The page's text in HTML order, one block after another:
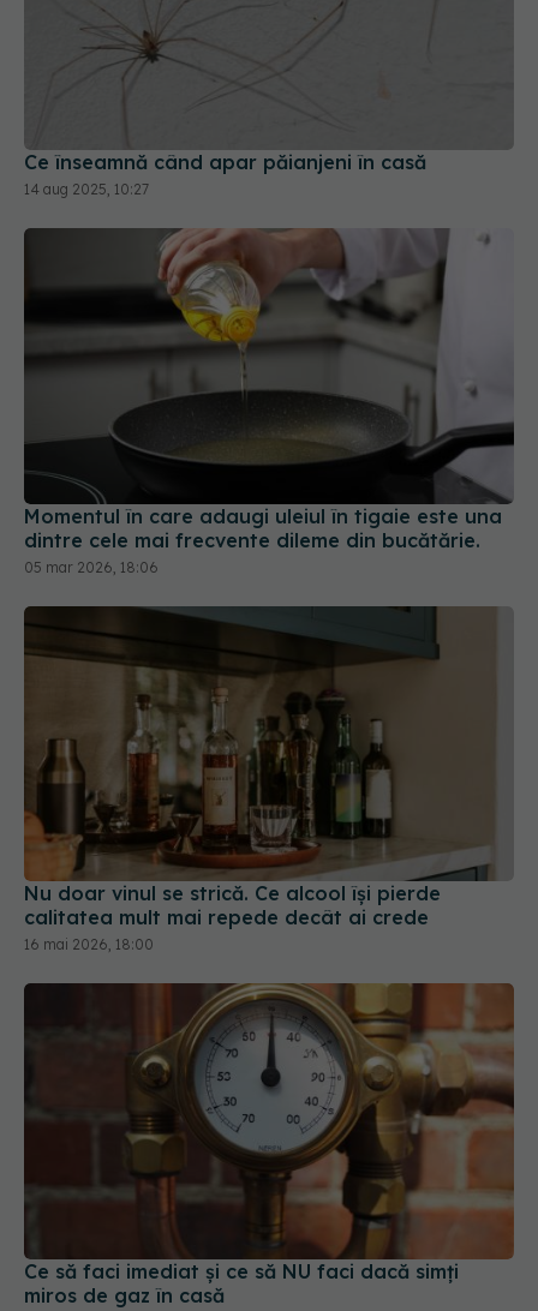
Ce înseamnă când apar păianjeni în casă
14 aug 2025, 10:27
Momentul în care adaugi uleiul în tigaie este una
dintre cele mai frecvente dileme din bucătărie.
05 mar 2026, 18:06
Nu doar vinul se strică. Ce alcool își pierde
calitatea mult mai repede decât ai crede
16 mai 2026, 18:00
Ce să faci imediat și ce să NU faci dacă simți
miros de gaz în casă